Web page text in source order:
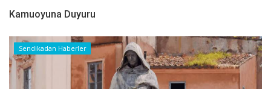
Kamuoyuna Duyuru
Sendikadan Haberler